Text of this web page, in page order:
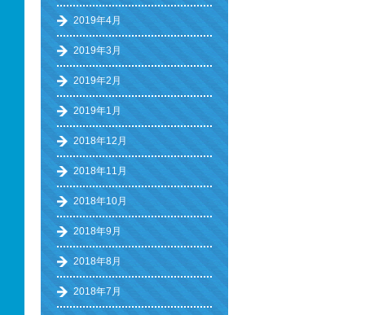
2019年4月
2019年3月
2019年2月
2019年1月
2018年12月
2018年11月
2018年10月
2018年9月
2018年8月
2018年7月